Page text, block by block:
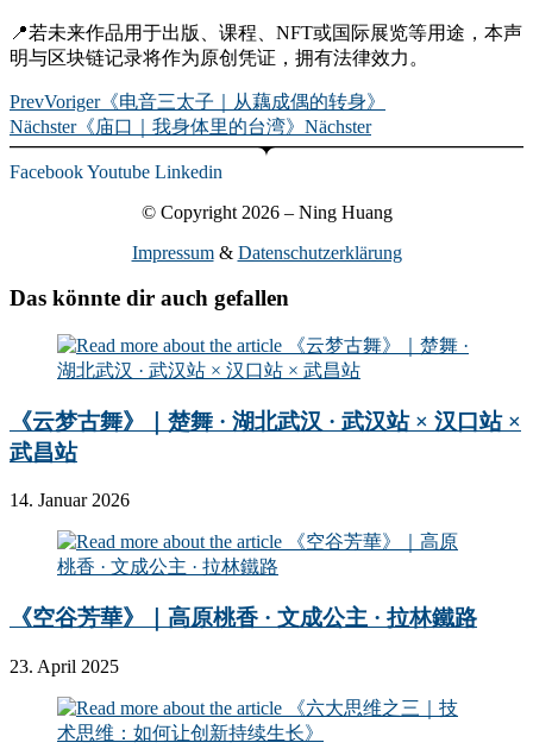
📍若未来作品用于出版、课程、NFT或国际展览等用途，本声
明与区块链记录将作为原创凭证，拥有法律效力。
PrevVoriger《电音三太子｜从藕成偶的转身》
Nächster《庙口｜我身体里的台湾》 Nächster
FacebookYoutube Linkedin
© Copyright 2026 – Ning Huang
Impressum& Datenschutzerklärung
Das könnte dir auch gefallen
《云梦古舞》｜楚舞 · 湖北武汉 · 武汉站 × 汉口站 ×
武昌站
14. Januar 2026
《空谷芳華》｜高原桃香 · 文成公主 · 拉林鐵路
23. April 2025